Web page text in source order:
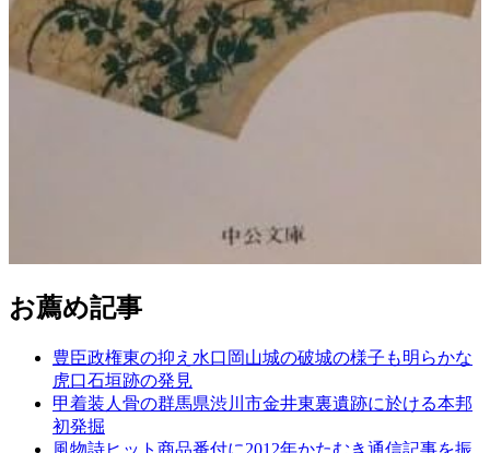
お薦め記事
豊臣政権東の抑え水口岡山城の破城の様子も明らかな
虎口石垣跡の発見
甲着装人骨の群馬県渋川市金井東裏遺跡に於ける本邦
初発掘
風物詩ヒット商品番付に2012年かたむき通信記事を振